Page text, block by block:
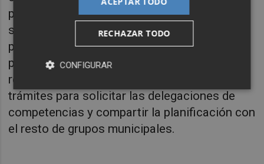
personal docente, y que además podrían
suponer un importante impulso económico
para la ciudad gracias a la generación de
puestos de trabajo. Por ello, la formación
reclama reactivar con la máxima urgencia los
trámites para solicitar las delegaciones de
competencias y compartir la planificación con
el resto de grupos municipales.
RECHAZAR TODO
CONFIGURAR